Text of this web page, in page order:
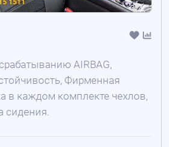
AIRBAG,
Фирменная
в каждом комплекте чехлов,
сидения.